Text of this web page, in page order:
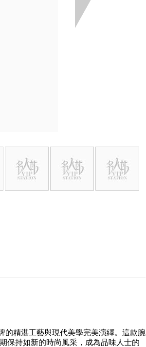
的精湛工藝與現代美學完美演繹。這款腕
保持如新的時尚風采，成為品味人士的